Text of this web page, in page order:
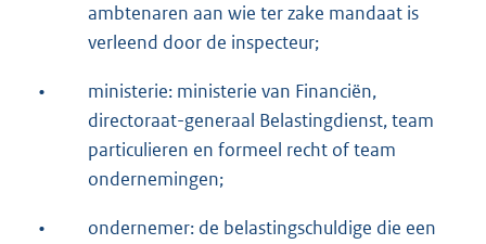
ambtenaren aan wie ter zake mandaat is
verleend door de inspecteur;
•
ministerie: ministerie van Financiën,
directoraat-generaal Belastingdienst, team
particulieren en formeel recht of team
ondernemingen;
•
ondernemer: de belastingschuldige die een